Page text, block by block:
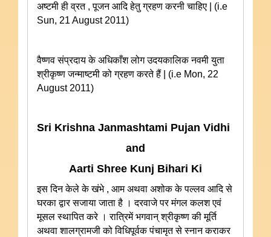
अष्टमी ही व्रत , पूजन आदि हेतु ग्रहण करनी चाहिए | (i.e
Sun, 21 August 2011)
वैष्णव संप्रदाय के अधिकाँश लोग उदयकालिक नवमी युता
श्रीकृष्ण जन्माष्टमी को ग्रहण करते हैं | (i.e Mon, 22
August 2011)
Sri Krishna Janmashtami Pujan Vidhi
and
Aarti Shree Kunj Bihari Ki
इस दिन केले के खंभे , आम अथवा अशोक के पल्लव आदि से
घरका द्वार सजाया जाता है । दरवाजे पर मंगल कलश एवं
मूसल स्थापित करे । रात्रिमें भगवान् श्रीकृष्ण की मूर्ति
अथवा शालग्रामजी को विधिपूर्वक पंचामृत से स्नान कराकर